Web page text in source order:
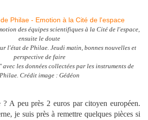
des équipes scientifiques à la Cité de l'espace,
ensuite le doute
l'état de Philae. Jeudi matin, bonnes nouvelles et
perspective de faire
les données collectées par les instruments de
Philae. Crédit image : Gédéon
? A peu près 2 euros par citoyen européen.
je suis près à remettre quelques pièces si